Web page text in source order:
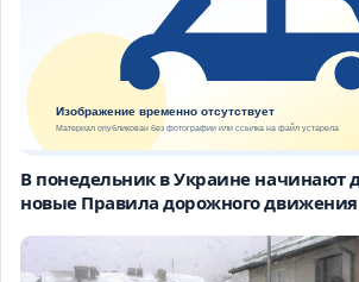
В понедельник в Украине начинают
новые Правила дорожного движения